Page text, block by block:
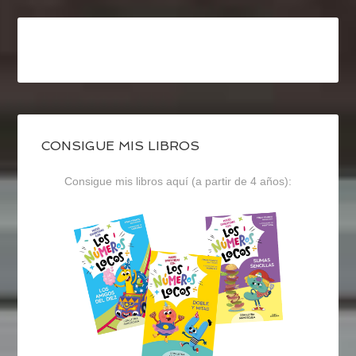
CONSIGUE MIS LIBROS
Consigue mis libros aquí (a partir de 4 años):